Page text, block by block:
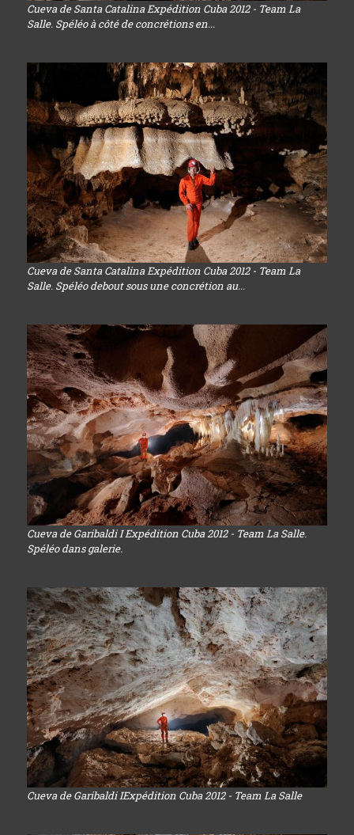
Cueva de Santa Catalina Expédition Cuba 2012 - Team La
Salle. Spéléo à côté de concrétions en...
Cueva de Santa Catalina Expédition Cuba 2012 - Team La
Salle. Spéléo debout sous une concrétion au...
Cueva de Garibaldi I Expédition Cuba 2012 - Team La Salle.
Spéléo dans galerie.
Cueva de Garibaldi IExpédition Cuba 2012 - Team La Salle